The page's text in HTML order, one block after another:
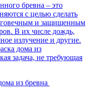
бревна – это
с целью сделать
и защищенным
В их числе дождь,
излучение и другие.
дома из
задача, не требующая
из бревна